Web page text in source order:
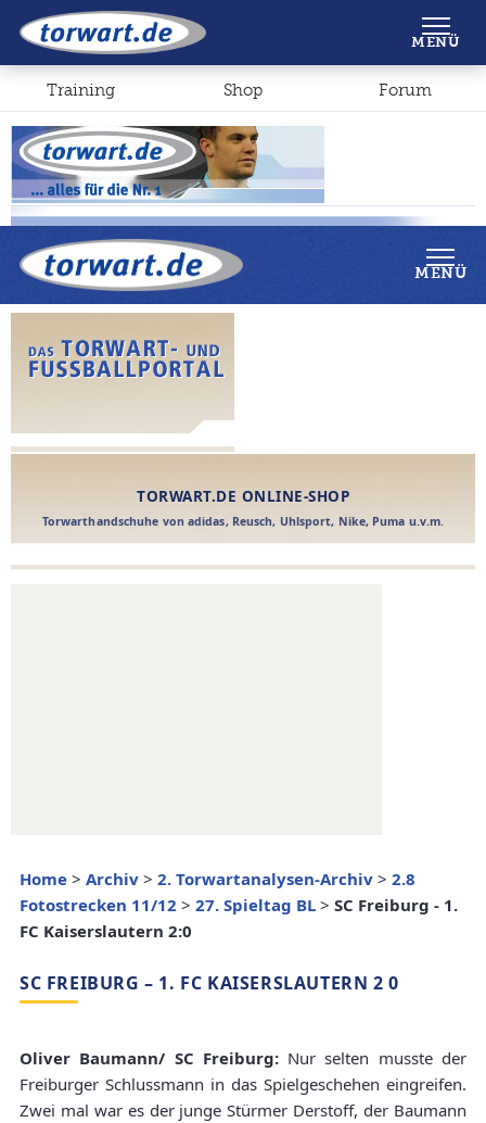
Shop Forum
MENÜ
Home > Archiv > 2. Torwartanalysen-Archiv > 2.8
Fotostrecken 11/12 > 27. Spieltag BL > SC Freiburg - 1.
FC Kaiserslautern 2:0
SC FREIBURG – 1. FC KAISERSLAUTERN 2 0
Oliver Baumann/ SC Freiburg:Nur selten musste der
Freiburger Schlussmann in das Spielgeschehen eingreifen.
Zwei mal war es der junge Stürmer Derstoff, der Baumann